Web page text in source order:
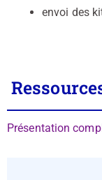
envoi des
Présentation